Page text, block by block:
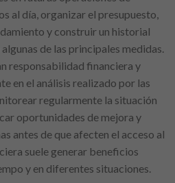
al día, organizar el presupuesto,
y construir un historial
de las principales medidas.
responsabilidad financiera y
en el análisis realizado por las
regularmente la situación
oportunidades de mejora y
antes de que afecten el acceso al
suele generar beneficios
y en diferentes situaciones.